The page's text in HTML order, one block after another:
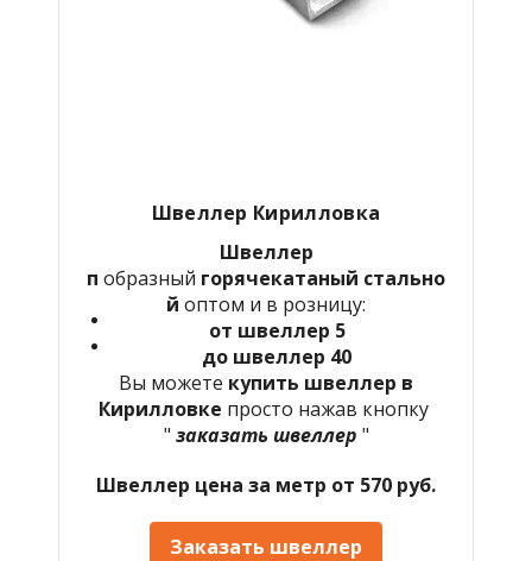
Швеллер Кирилловка
Швеллер
п образный горячекатаный стально
й оптом и в розницу:
от швеллер 5
до швеллер 40
Вы можете купить швеллер в
Кирилловке просто нажав кнопку
" заказать швеллер "
Швеллер цена за метр от 570 руб.
Заказать швеллер